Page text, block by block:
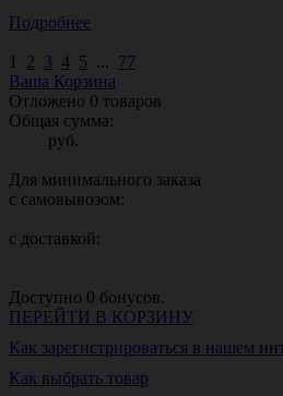
Подробнее
1 2 3 4 5 ... 77
Ваша Корзина
Отложено 0 товаров
Общая сумма:
руб.
Для минимального заказа
с самовывозом:
с доставкой:
Доступно 0 бонусов.
ПЕРЕЙТИ В КОРЗИНУ
Как зарегистрироваться в нашем
Как выбрать товар